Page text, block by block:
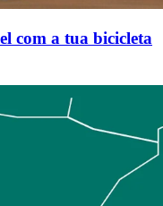
com a tua bicicleta